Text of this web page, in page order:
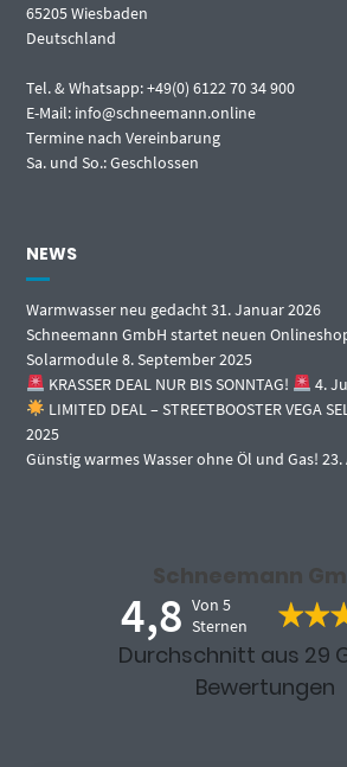
65205 Wiesbaden
Deutschland
Tel. & Whatsapp: +49(0) 6122 70 34 900
E-Mail: info@schneemann.online
Termine nach Vereinbarung
Sa. und So.: Geschlossen
NEWS
Warmwasser neu gedacht31. Januar 2026
Schneemann GmbH startet neuen
Solarmodule8. September 2025
KRASSER DEAL NUR BIS SONNTAG!
4.
LIMITED DEAL – STREETBOOSTER VEGA
2025
Günstig warmes Wasser ohne Öl und Gas!
Schneemann
4,8 Von 5
Sternen
Durchschnitt aus 29
Bewertungen